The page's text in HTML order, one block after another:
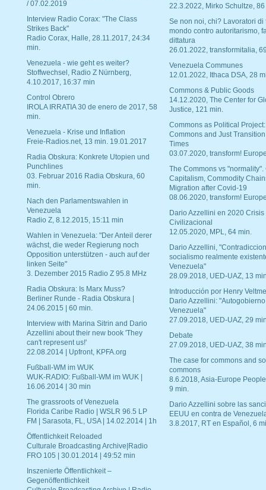
/ 07.02.2019
Interview Radio Corax: "The Class
Strikes Back"
Radio Corax, Halle, 28.11.2017, 24:34
min.
Venezuela - wie geht es weiter?
Stoffwechsel, Radio Z Nürnberg,
4.10.2017, 16:37 min
Control Obrero
IROLA IRRATIA 30 de enero de 2017, 58
min.
Venezuela - Krise und Inflation
Freie-Radios.net, 13 min. 19.01.2017
Radia Obskura: Konkrete Utopien und
Punchlines
03. Februar 2016 Radia Obskura, 60
min.
Nach den Parlamentswahlen in
Venezuela
Radio Z, 8.12.2015, 15:11 min
Wahlen in Venezuela: "Der Anteil derer
wächst, die weder Regierung noch
Opposition unterstützen - auch auf der
linken Seite"
3. Dezember 2015 Radio Z 95.8 MHz
Radia Obskura: Is Marx Muss?
Berliner Runde - Radia Obskura |
24.06.2015 | 60 min.
Interview with Marina Sitrin and Dario
Azzellini about their new book 'They
can't represent us!'
22.08.2014 | Upfront, KPFA.org
Fußball-WM im WUK
WUK-RADIO: Fußball-WM im WUK |
16.06.2014 | 30 min
The grassroots of Venezuela
Florida Caribe Radio | WSLR 96.5 LP
FM | Sarasota, FL, USA | 14.02.2014 | 1h
Öffentlichkeit Reloaded
Culturale Broadcasting Archive|Radio
FRO 105 | 30.01.2014 | 49:52 min
Inszenierte Öffentlichkeit –
Gegenöffentlichkeit
22.3.2022, Mirko Schultze, 86
Se non noi, chi? Lavoratori di
mondo contro autoritarismo,
dittatura
26.01.2022, transformitalia,
Venezuela Communes
12.01.2022, Ithaca DSA, 28
Commons & Public Goods
14.12.2020, The Center for
Justice, 121 min.
Commons as Political Project:
Commons and Just
Times
03.07.2020, transform!
The Commons vs "normality".
Capitalism, Commodity
Migration after Covid-19
08.06.2020, transform!
Dario Azzellini en 2020 Crisis
Civilizacional
12.05.2020, MPL, 64 min.
Dario Azzellini,
socialismo realmente
Venezuela"
28.09.2018, UED-UAZ, 13
Introducción por Henry
Dario Azzellini:
Venezuela"
27.09.2018, UED-UAZ, 29
Debate
27.09.2018, UED-UAZ, 38
The case for commons and
commons
8.6.2018, Asia-Europe
9 min.
Dario Azzellini sobre las
EEUU en contra de
3.8.2017, RT en Español, 6